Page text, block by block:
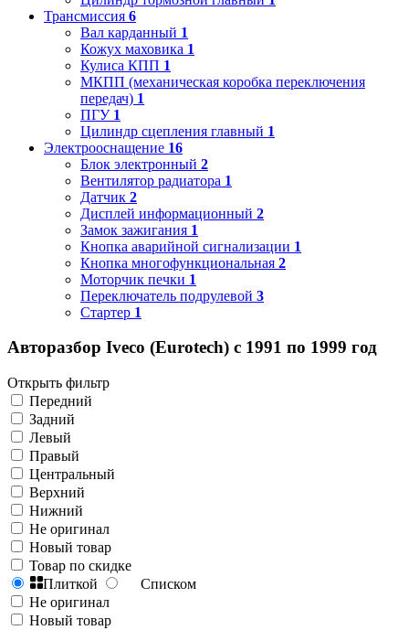
Трансмиссия 6
Вал карданный 1
Кожух маховика 1
Кулиса КПП 1
МКПП (механическая коробка переключения
передач) 1
ПГУ 1
Цилиндр сцепления главный 1
Электрооснащение 16
Блок электронный 2
Вентилятор радиатора 1
Датчик 2
Дисплей информационный 2
Замок зажигания 1
Кнопка аварийной сигнализации 1
Кнопка многофункциональная 2
Моторчик печки 1
Переключатель подрулевой 3
Стартер 1
Авторазбор Iveco (Eurotech) с 1991 по 1999 год
Открыть фильтр
Передний
Задний
Левый
Правый
Центральный
Верхний
Нижний
Не оригинал
Новый товар
Товар по скидке
Плиткой
Списком
Не оригинал
Новый товар